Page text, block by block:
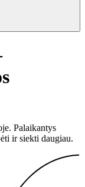
Palaikantys
ir siekti daugiau.